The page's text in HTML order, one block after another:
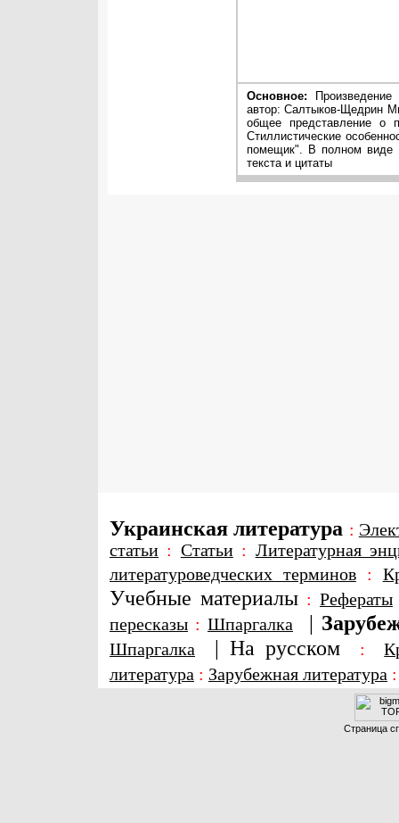
Основное:
автор: Салтыков-Щедрин
общее представление о
Стиллистические
помещик". В полном виде
текста и цитаты
Украинская литература :
статьи : Статьи: Литературная
литературоведческих терминов:
Учебные материалы : Рефераты
пересказы : Шпаргалка |
Шпаргалка | На русском :
литература : Зарубежная литература
Страница